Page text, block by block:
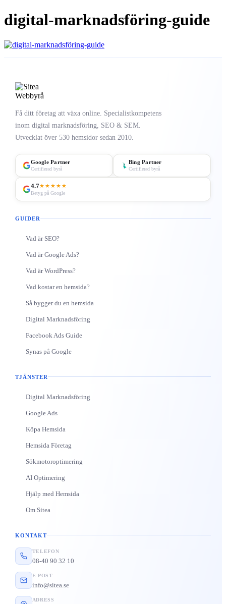
digital-marknadsföring-guide
Få ditt företag att växa online. Specialistkompetens
inom digital marknadsföring, SEO & SEM.
Utvecklat över 530 hemsidor sedan 2010.
Google Partner
Certifierad byrå
Bing Partner
Certifierad byrå
4.7★★★★★
Betyg på Google
GUIDER
Vad är SEO?
Vad är Google Ads?
Vad är WordPress?
Vad kostar en hemsida?
Så bygger du en hemsida
Digital Marknadsföring
Facebook Ads Guide
Synas på Google
TJÄNSTER
Digital Marknadsföring
Google Ads
Köpa Hemsida
Hemsida Företag
Sökmotoroptimering
AI Optimering
Hjälp med Hemsida
Om Sitea
KONTAKT
TELEFON
08-40 90 32 10
E-POST
info@sitea.se
ADRESS